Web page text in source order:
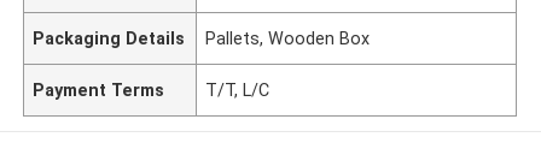
Packaging Details Pallets, Wooden Box
Payment Terms T/T, L/C